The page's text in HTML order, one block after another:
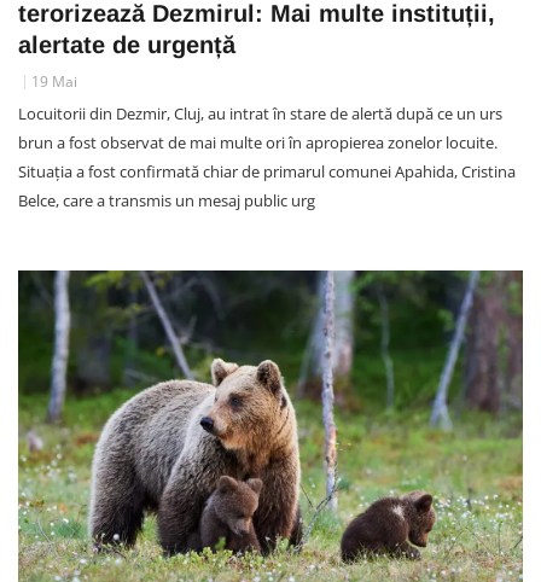
terorizează Dezmirul: Mai multe instituții,
alertate de urgență
19 Mai
Locuitorii din Dezmir, Cluj, au intrat în stare de alertă după ce un urs
brun a fost observat de mai multe ori în apropierea zonelor locuite.
Situația a fost confirmată chiar de primarul comunei Apahida, Cristina
Belce, care a transmis un mesaj public urg